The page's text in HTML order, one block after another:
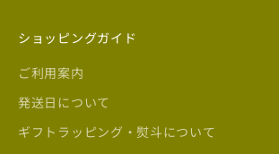
ショッピングガイド
ご利用案内
発送日について
ギフトラッピング・熨斗について